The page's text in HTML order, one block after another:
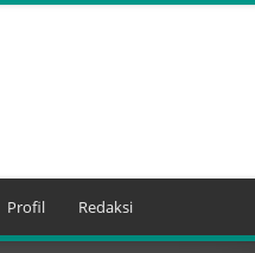
Profil Redaksi